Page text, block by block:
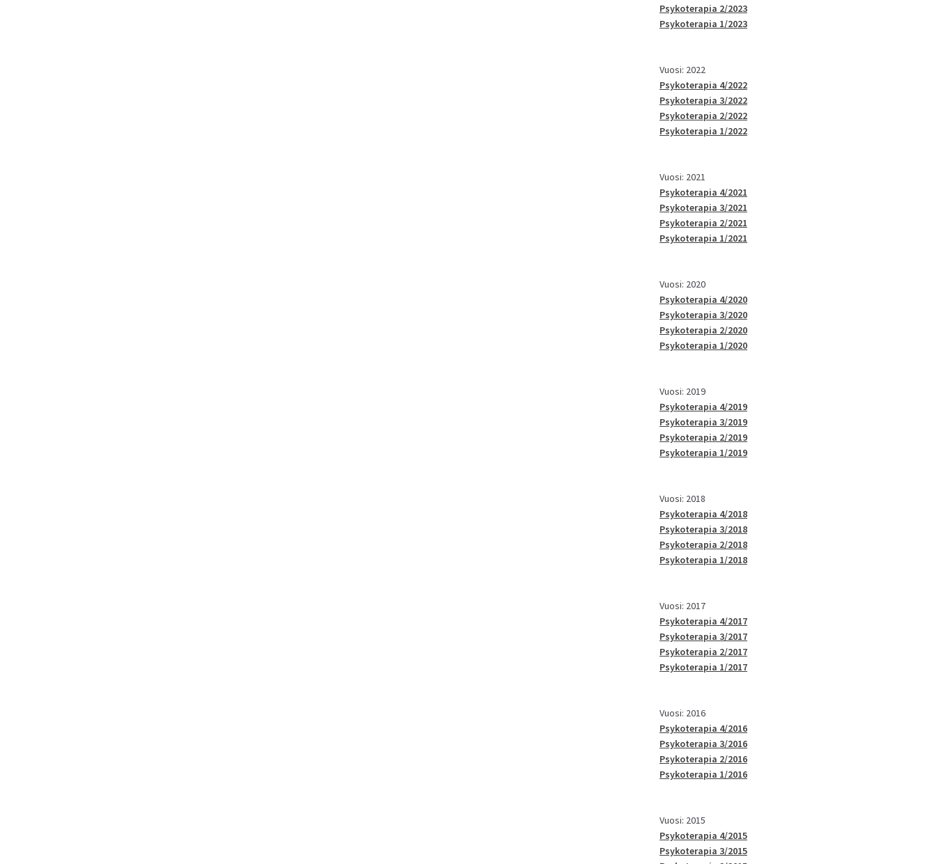
Psykoterapia 2/2023
Psykoterapia 1/2023
Vuosi: 2022
Psykoterapia 4/2022
Psykoterapia 3/2022
Psykoterapia 2/2022
Psykoterapia 1/2022
Vuosi: 2021
Psykoterapia 4/2021
Psykoterapia 3/2021
Psykoterapia 2/2021
Psykoterapia 1/2021
Vuosi: 2020
Psykoterapia 4/2020
Psykoterapia 3/2020
Psykoterapia 2/2020
Psykoterapia 1/2020
Vuosi: 2019
Psykoterapia 4/2019
Psykoterapia 3/2019
Psykoterapia 2/2019
Psykoterapia 1/2019
Vuosi: 2018
Psykoterapia 4/2018
Psykoterapia 3/2018
Psykoterapia 2/2018
Psykoterapia 1/2018
Vuosi: 2017
Psykoterapia 4/2017
Psykoterapia 3/2017
Psykoterapia 2/2017
Psykoterapia 1/2017
Vuosi: 2016
Psykoterapia 4/2016
Psykoterapia 3/2016
Psykoterapia 2/2016
Psykoterapia 1/2016
Vuosi: 2015
Psykoterapia 4/2015
Psykoterapia 3/2015